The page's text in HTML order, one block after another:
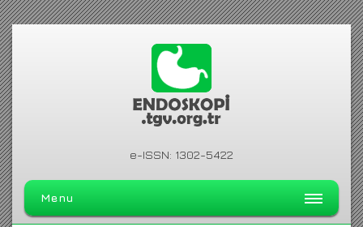
e-ISSN: 1302-5422
Menu